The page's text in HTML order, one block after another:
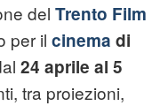
del Trento Film
per il cinema di
24 aprile al 5
tra proiezioni,